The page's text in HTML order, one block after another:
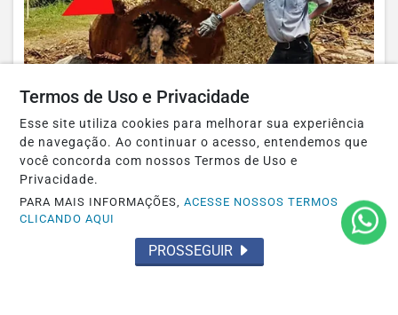
Termos de Uso e Privacidade
Esse site utiliza cookies para melhorar sua experiência
de navegação. Ao continuar o acesso, entendemos que
você concorda com nossos Termos de Uso e
Privacidade.
PARA MAIS INFORMAÇÕES,ACESSE NOSSOS TERMOS
CLICANDO AQUI
PROSSEGUIR